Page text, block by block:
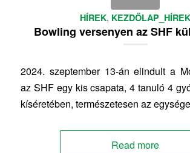
HÍREK, KEZDŐLAP_HÍREK
Bowling versenyen az SHF
2024. szeptember 13-án elindult a
az SHF egy kis csapata, 4 tanuló 4
kíséretében, természetesen az
Read more